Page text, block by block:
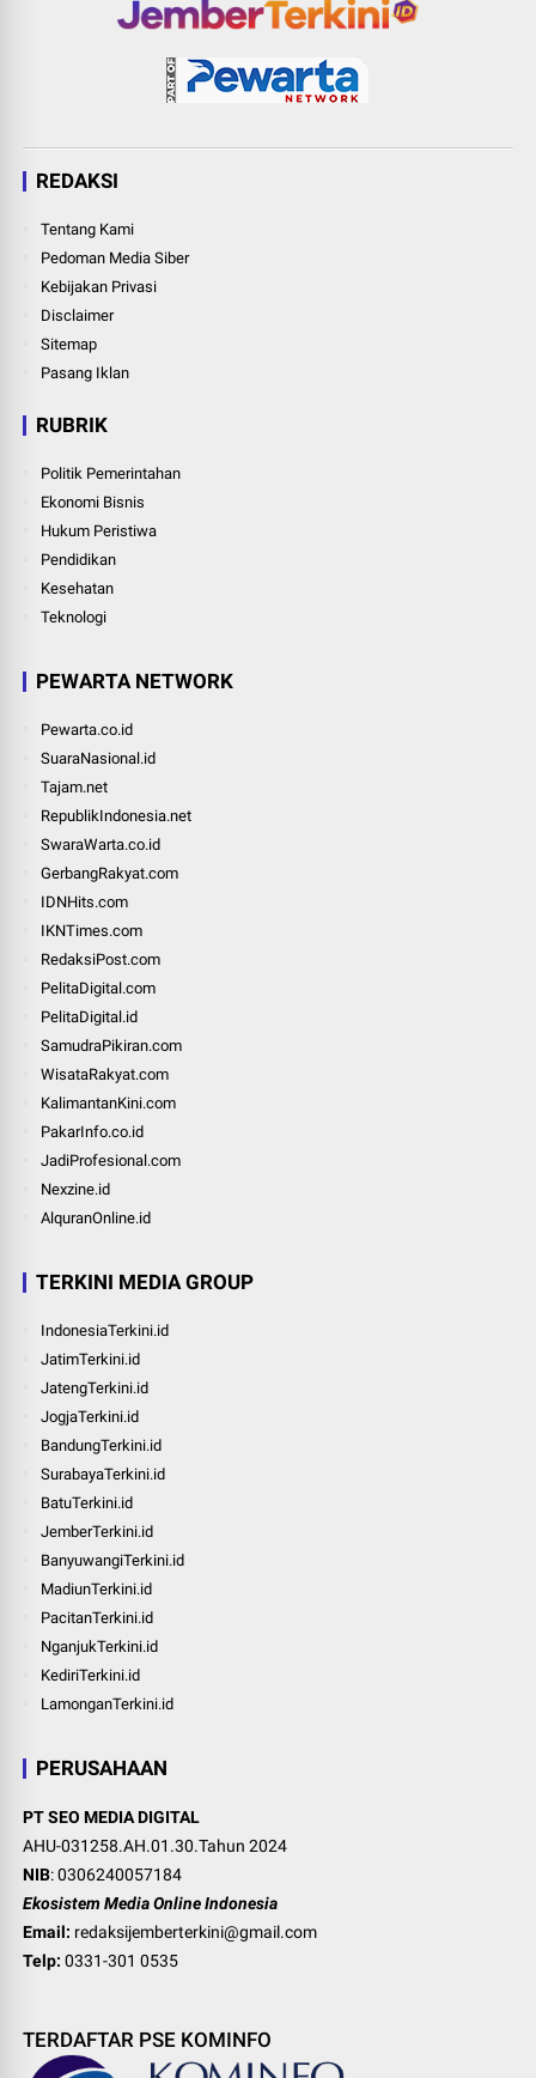
REDAKSI
Tentang Kami
Pedoman Media Siber
Kebijakan Privasi
Disclaimer
Sitemap
Pasang Iklan
RUBRIK
Politik Pemerintahan
Ekonomi Bisnis
Hukum Peristiwa
Pendidikan
Kesehatan
Teknologi
PEWARTA NETWORK
Pewarta.co.id
SuaraNasional.id
Tajam.net
RepublikIndonesia.net
SwaraWarta.co.id
GerbangRakyat.com
IDNHits.com
IKNTimes.com
RedaksiPost.com
PelitaDigital.com
PelitaDigital.id
SamudraPikiran.com
WisataRakyat.com
KalimantanKini.com
PakarInfo.co.id
JadiProfesional.com
Nexzine.id
AlquranOnline.id
TERKINI MEDIA GROUP
IndonesiaTerkini.id
JatimTerkini.id
JatengTerkini.id
JogjaTerkini.id
BandungTerkini.id
SurabayaTerkini.id
BatuTerkini.id
JemberTerkini.id
BanyuwangiTerkini.id
MadiunTerkini.id
PacitanTerkini.id
NganjukTerkini.id
KediriTerkini.id
LamonganTerkini.id
PERUSAHAAN
PT SEO MEDIA DIGITAL
AHU-031258.AH.01.30.Tahun 2024
NIB: 0306240057184
Ekosistem Media Online Indonesia
Email: redaksijemberterkini@gmail.com
Telp: 0331-301 0535
TERDAFTAR PSE KOMINFO